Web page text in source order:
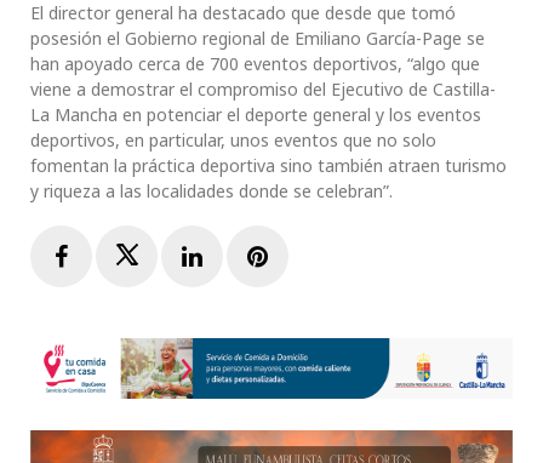
El director general ha destacado que desde que tomó
posesión el Gobierno regional de Emiliano García-Page se
han apoyado cerca de 700 eventos deportivos, “algo que
viene a demostrar el compromiso del Ejecutivo de Castilla-
La Mancha en potenciar el deporte general y los eventos
deportivos, en particular, unos eventos que no solo
fomentan la práctica deportiva sino también atraen turismo
y riqueza a las localidades donde se celebran”.
FacebookTwitterLinkedInPinterest